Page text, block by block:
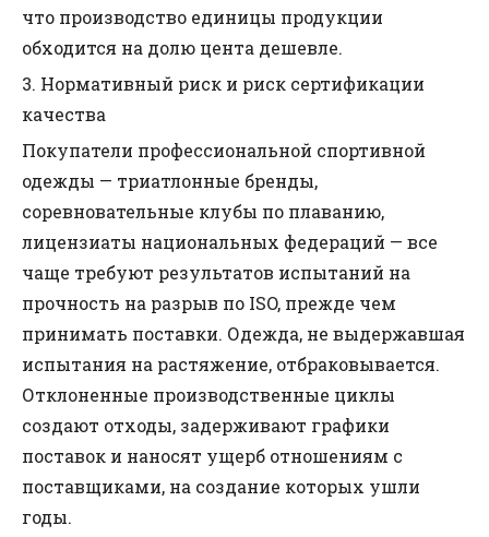
что производство единицы продукции
обходится на долю цента дешевле.
3. Нормативный риск и риск сертификации
качества
Покупатели профессиональной спортивной
одежды — триатлонные бренды,
соревновательные клубы по плаванию,
лицензиаты национальных федераций — все
чаще требуют результатов испытаний на
прочность на разрыв по ISO, прежде чем
принимать поставки. Одежда, не выдержавшая
испытания на растяжение, отбраковывается.
Отклоненные производственные циклы
создают отходы, задерживают графики
поставок и наносят ущерб отношениям с
поставщиками, на создание которых ушли
годы.